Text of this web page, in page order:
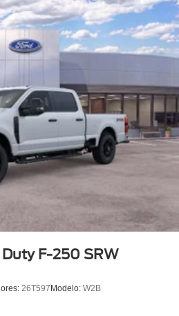
F-250 SRW
26T597 Modelo: W2B